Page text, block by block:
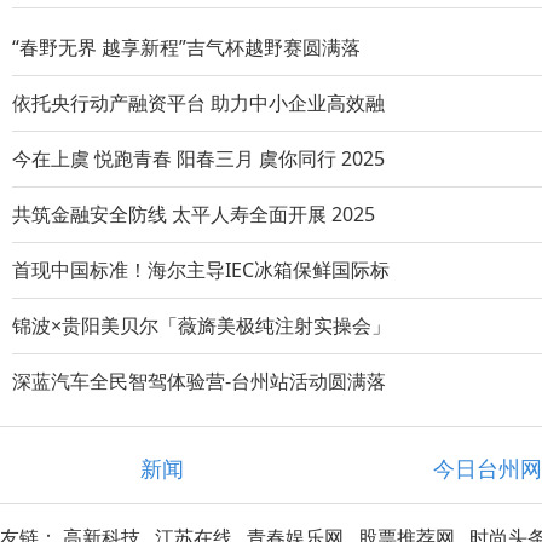
“春野无界 越享新程”吉气杯越野赛圆满落
依托央行动产融资平台 助力中小企业高效融
今在上虞 悦跑青春 阳春三月 虞你同行 2025
共筑金融安全防线 太平人寿全面开展 2025
首现中国标准！海尔主导IEC冰箱保鲜国际标
锦波×贵阳美贝尔「薇旖美极纯注射实操会」
深蓝汽车全民智驾体验营-台州站活动圆满落
新闻 今日台州网